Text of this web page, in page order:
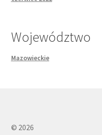
Województwo
Mazowieckie
© 2026